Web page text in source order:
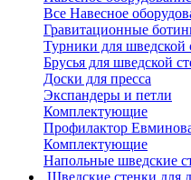
Все Навесное
Гравитационные
Турники для шведской
Брусья для шведской
Доски для пресса
Экспандеры и петли
Комплектующие
Профилактор
Комплектующие
Напольные шведские
Шведские стенки для